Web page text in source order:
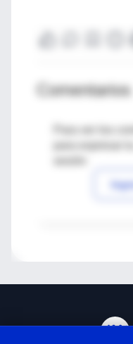
Comentarios
Para ver los